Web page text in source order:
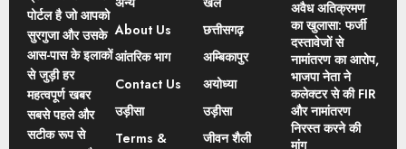
पोर्टल है जो आपको
सुरगुजा और उसके
आस-पास के इलाकों
से जुड़ी हर
महत्वपूर्ण खबर
सबसे पहले और
सटीक रूप से
About Us
आंतरिक भाग
Contact Us
उड़ीसा
Terms &
छत्तीसगढ़
अम्बिकापुर
अयोध्या
उड़ीसा
जीवन शैली
अवैध अतिक्रमण
का खुलासा: फर्जी
दस्तावेजों से
नामांतरण का आरोप,
भाजपा नेता ने
कलेक्टर से की FIR
और नामांतरण
निरस्त करने की
मांग